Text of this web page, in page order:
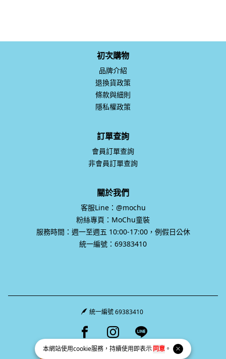
本網站使用cookie服務，持續使用即表示同意 。
初次購物
品牌介紹
退換貨政策
條款與細則
隱私權政策
訂單查詢
會員訂單查詢
非會員訂單查詢
關於我們
客服Line：@mochu
粉絲專頁：MoChu童裝
服務時間：週一至週五 10:00-17:00，例假日公休
統一編號：69383410
統一編號 69383410
Facebook page
Instagram page
Line page